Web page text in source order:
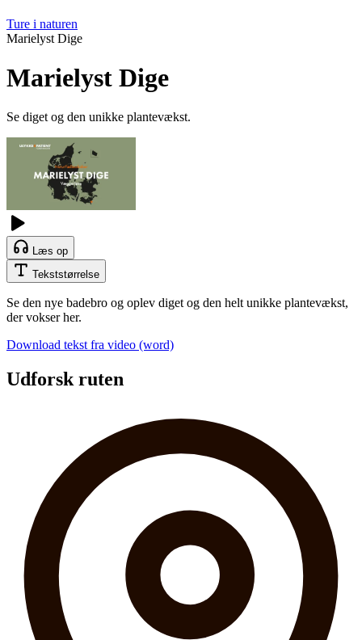
Ture i naturen
Marielyst Dige
Marielyst Dige
Se diget og den unikke plantevækst.
Læs op
Tekststørrelse
Se den nye badebro og oplev diget og den helt unikke plantevækst,
der vokser her.
Download tekst fra video (word)
Udforsk ruten